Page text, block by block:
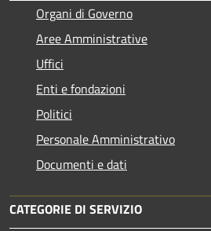
Organi di Governo
Aree Amministrative
Uffici
Enti e fondazioni
Politici
Personale Amministrativo
Documenti e dati
CATEGORIE DI SERVIZIO